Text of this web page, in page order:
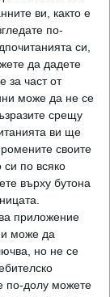
ви, както е
по-
си,
да дадете
за част от
може да не се
срещу
ви ще
своите
си по всяко
върху бутона
приложение
и може да
но не се
по-долу можете
Разгледай всички
любовта на